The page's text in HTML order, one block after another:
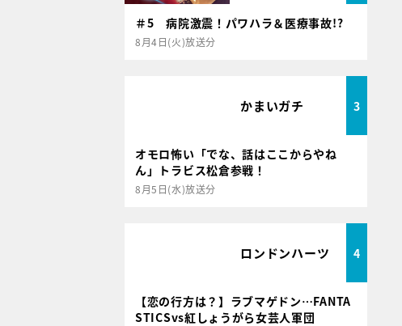
＃5 病院激震！パワハラ＆医療事故!?
8月4日(火)放送分
かまいガチ 3
オモロ怖い「でな、話はここからやね
ん」トラビス松倉参戦！
8月5日(水)放送分
ロンドンハーツ 4
【恋の行方は？】ラブマゲドン…FANTA
STICSvs紅しょうがら女芸人軍団